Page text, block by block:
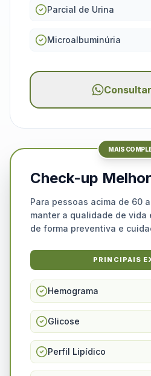
Parcial de Urina
Microalbuminúria
MAIS
Check-up
Para pessoas acima de 60
manter a qualidade de vida
de forma preventiva e
PRINCIPAIS
Hemograma
Glicose
Perfil Lipídico